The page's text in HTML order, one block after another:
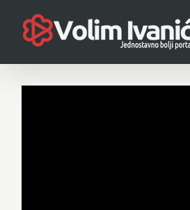
content